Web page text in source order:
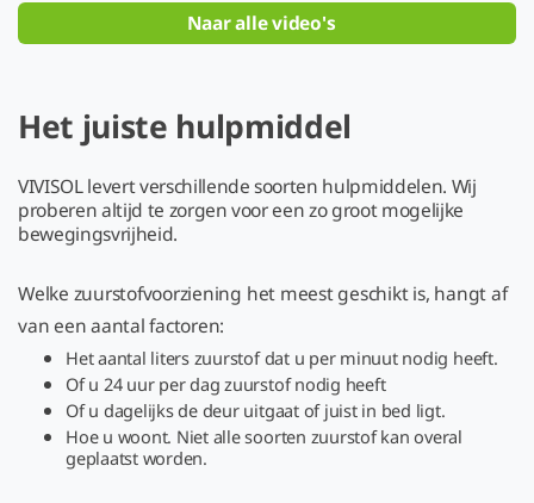
Naar alle video's
Het juiste hulpmiddel
VIVISOL levert verschillende soorten hulpmiddelen. Wij
proberen altijd te zorgen voor een zo groot mogelijke
bewegingsvrijheid.
Welke zuurstofvoorziening het meest geschikt is, hangt af
van een aantal factoren:
Het aantal liters zuurstof dat u per minuut nodig heeft.
Of u 24 uur per dag zuurstof nodig heeft
Of u dagelijks de deur uitgaat of juist in bed ligt.
Hoe u woont. Niet alle soorten zuurstof kan overal
geplaatst worden.